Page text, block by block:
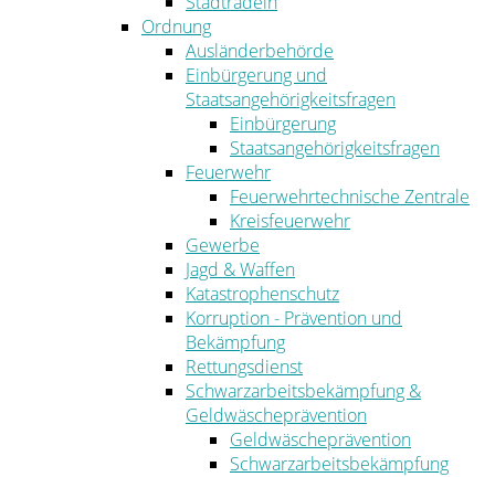
Ordnung
Ausländerbehörde
Einbürgerung und
Staatsangehörigkeitsfragen
Einbürgerung
Staatsangehörigkeitsfragen
Feuerwehr
Feuerwehrtechnische Zentrale
Kreisfeuerwehr
Gewerbe
Jagd & Waffen
Katastrophenschutz
Korruption - Prävention und
Bekämpfung
Rettungsdienst
Schwarzarbeitsbekämpfung &
Geldwäscheprävention
Geldwäscheprävention
Schwarzarbeitsbekämpfung